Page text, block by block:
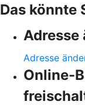
Das könnte
Adresse
Adresse
Online-